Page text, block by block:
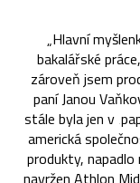
„Hlavní
bakalářské
zároveň jsem
paní Janou
stále byla jen v
americká
produkty,
navržen Athlon